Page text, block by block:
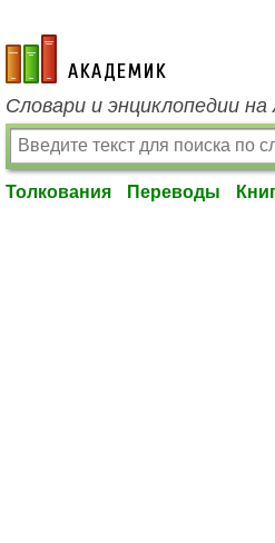
academic.ru
Словари и энциклопедии
Толкования Переводы